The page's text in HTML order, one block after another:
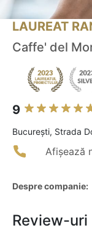
LAUREAT
Caffe' del
9
Bucureşti, Strada
Afișează
Despre companie:
Review-